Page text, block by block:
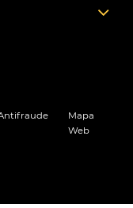
Mapa
Web